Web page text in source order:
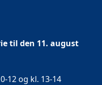
til den 11. august
12 og kl. 13-14